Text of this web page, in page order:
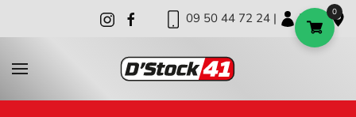
09 50 44 72 24 | | |0